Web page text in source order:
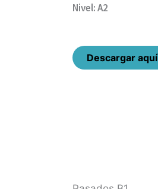
Nivel: A2
Descargar aquí